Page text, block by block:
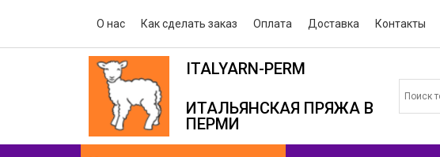
О нас Как сделать заказ Оплата Доставка Контакты
ITALYARN-PERM
ИТАЛЬЯНСКАЯ ПРЯЖА В
ПЕРМИ